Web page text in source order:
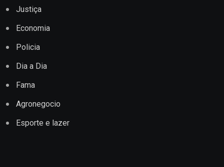
Justiça
Economia
Policia
Dia a Dia
Fama
Agronegocio
Esporte e lazer